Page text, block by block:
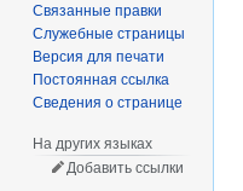
Связанные правки
Служебные страницы
Версия для печати
Постоянная ссылка
Сведения о странице
На других языках
Добавить ссылки